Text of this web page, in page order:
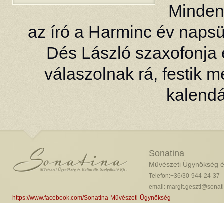
az író a Harminc év
Dés László
válaszolnak rá, festik
Sonatina
Művészeti Ügynökség
Telefon:+36/30-944-24-37
email:
https://www.facebook.com/Sonatina-Művészeti-Ügynökség